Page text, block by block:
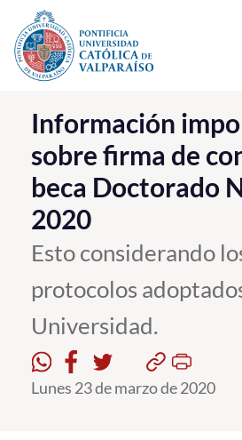
Click acá para ir directamente al
La Universidad
Investigación, Creación e
PUCV Internacional
Vinculación con el Medio
Admisión
Pregrado
Postgrado
Formación Continua
Información
sobre firma de
beca Doctorado
2020
Esto considerando
protocolos
Universidad.
Lunes 23 de marzo de 2020